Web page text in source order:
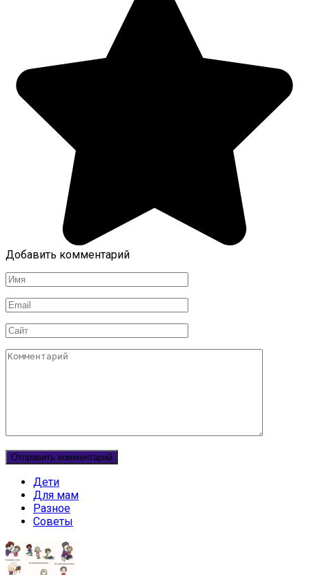
Добавить комментарий
Имя
Email
Сайт
Комментарий
Дети
Для мам
Разное
Советы